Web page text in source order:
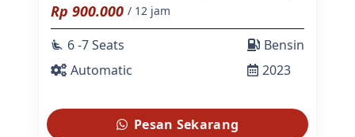
Rp 900.000 / 12 jam
airline_seat_recline_extra 6 -7 Seats
Automatic
Bensin
2023
Pesan Sekarang